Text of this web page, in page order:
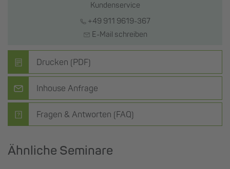
Kundenservice
+49 911 9619-367
E-Mail schreiben
Drucken (PDF)
Inhouse Anfrage
Fragen & Antworten (FAQ)
Ähnliche Seminare